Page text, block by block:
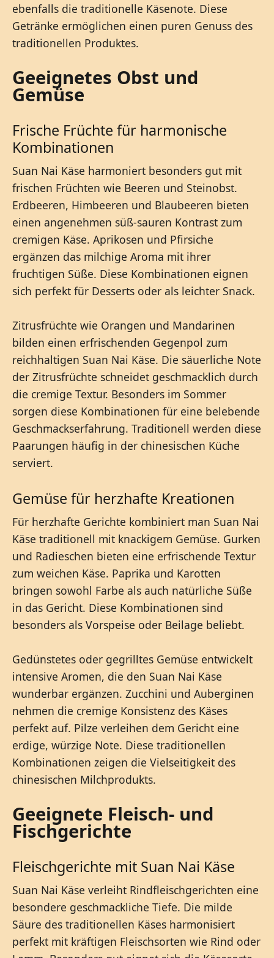
ebenfalls die traditionelle Käsenote. Diese
Getränke ermöglichen einen puren Genuss des
traditionellen Produktes.
Geeignetes Obst und
Gemüse
Frische Früchte für harmonische
Kombinationen
Suan Nai Käse harmoniert besonders gut mit
frischen Früchten wie Beeren und Steinobst.
Erdbeeren, Himbeeren und Blaubeeren bieten
einen angenehmen süß-sauren Kontrast zum
cremigen Käse. Aprikosen und Pfirsiche
ergänzen das milchige Aroma mit ihrer
fruchtigen Süße. Diese Kombinationen eignen
sich perfekt für Desserts oder als leichter Snack.
Zitrusfrüchte wie Orangen und Mandarinen
bilden einen erfrischenden Gegenpol zum
reichhaltigen Suan Nai Käse. Die säuerliche Note
der Zitrusfrüchte schneidet geschmacklich durch
die cremige Textur. Besonders im Sommer
sorgen diese Kombinationen für eine belebende
Geschmackserfahrung. Traditionell werden diese
Paarungen häufig in der chinesischen Küche
serviert.
Gemüse für herzhafte Kreationen
Für herzhafte Gerichte kombiniert man Suan Nai
Käse traditionell mit knackigem Gemüse. Gurken
und Radieschen bieten eine erfrischende Textur
zum weichen Käse. Paprika und Karotten
bringen sowohl Farbe als auch natürliche Süße
in das Gericht. Diese Kombinationen sind
besonders als Vorspeise oder Beilage beliebt.
Gedünstetes oder gegrilltes Gemüse entwickelt
intensive Aromen, die den Suan Nai Käse
wunderbar ergänzen. Zucchini und Auberginen
nehmen die cremige Konsistenz des Käses
perfekt auf. Pilze verleihen dem Gericht eine
erdige, würzige Note. Diese traditionellen
Kombinationen zeigen die Vielseitigkeit des
chinesischen Milchprodukts.
Geeignete Fleisch- und
Fischgerichte
Fleischgerichte mit Suan Nai Käse
Suan Nai Käse verleiht Rindfleischgerichten eine
besondere geschmackliche Tiefe. Die milde
Säure des traditionellen Käses harmonisiert
perfekt mit kräftigen Fleischsorten wie Rind oder